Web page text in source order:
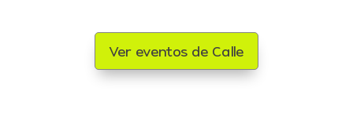
Ver eventos de Calle